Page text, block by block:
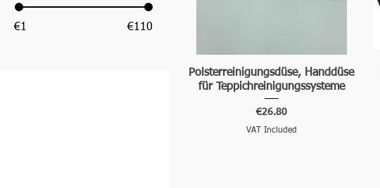
€1 €110
Polsterreinigungsdüse, Handdüse
für Teppichreinigungssysteme
Price
€26.80
VAT Included